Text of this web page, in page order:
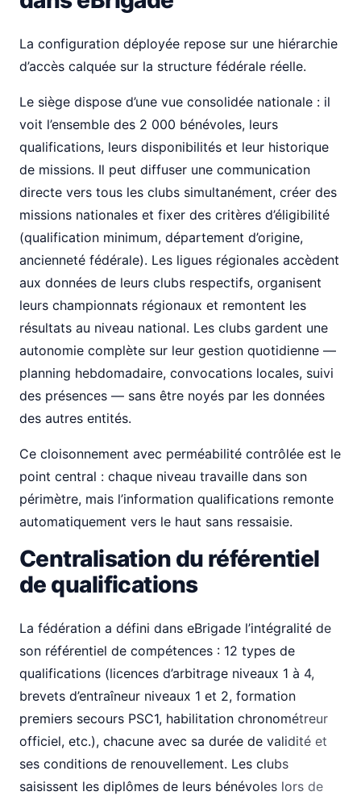
La configuration déployée repose sur une hiérarchie
d’accès calquée sur la structure fédérale réelle.
Le siège dispose d’une vue consolidée nationale : il
voit l’ensemble des 2 000 bénévoles, leurs
qualifications, leurs disponibilités et leur historique
de missions. Il peut diffuser une communication
directe vers tous les clubs simultanément, créer des
missions nationales et fixer des critères d’éligibilité
(qualification minimum, département d’origine,
ancienneté fédérale). Les ligues régionales accèdent
aux données de leurs clubs respectifs, organisent
leurs championnats régionaux et remontent les
résultats au niveau national. Les clubs gardent une
autonomie complète sur leur gestion quotidienne —
planning hebdomadaire, convocations locales, suivi
des présences — sans être noyés par les données
des autres entités.
Ce cloisonnement avec perméabilité contrôlée est le
point central : chaque niveau travaille dans son
périmètre, mais l’information qualifications remonte
automatiquement vers le haut sans ressaisie.
Centralisation du référentiel
de qualifications
La fédération a défini dans eBrigade l’intégralité de
son référentiel de compétences : 12 types de
qualifications (licences d’arbitrage niveaux 1 à 4,
brevets d’entraîneur niveaux 1 et 2, formation
premiers secours PSC1, habilitation chronométreur
officiel, etc.), chacune avec sa durée de validité et
ses conditions de renouvellement. Les clubs
saisissent les diplômes de leurs bénévoles lors de